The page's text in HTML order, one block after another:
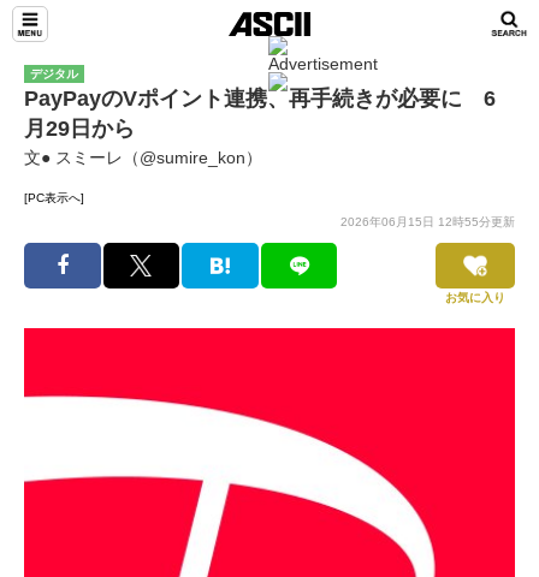
デジタル
PayPayのVポイント連携、再手続きが必要に 6
月29日から
文● スミーレ（@sumire_kon）
[PC表示へ]
2026年06月15日 12時55分更新
お気に入り